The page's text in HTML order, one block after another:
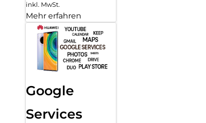
inkl. MwSt.
Mehr erfahren
Google
Services